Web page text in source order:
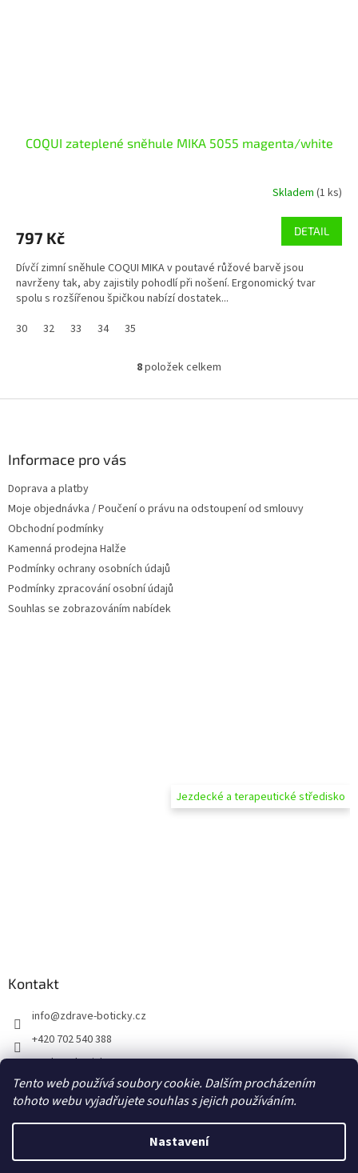
Tento web používá soubory cookie. Dalším procházením
tohoto webu vyjadřujete souhlas s jejich používáním.
Nastavení
Poštovné a balné 87,- Kč prostřednictvím Zásilkovny na výdejní místo
COQUI zateplené sněhule MIKA 5055 magenta/white
Skladem (1 ks)
797 Kč DETAIL
Dívčí zimní sněhule COQUI MIKA v poutavé růžové barvě jsou
navrženy tak, aby zajistily pohodlí při nošení. Ergonomický tvar
spolu s rozšířenou špičkou nabízí dostatek...
30
32 33 34 35
O
l
r
8položek celkem
Informace pro vás
Doprava a platby
Moje objednávka / Poučení o právu na odstoupení od smlouvy
Obchodní podmínky
Kamenná prodejna Halže
Podmínky ochrany osobních údajů
Podmínky zpracování osobní údajů
Souhlas se zobrazováním nabídek
Jezdecké a terapeutické středisko
Kontakt
info@zdrave-boticky.cz
+420 702 540 388
@zdraveboticky
zdraveboticky
Vytvořil Shoptet